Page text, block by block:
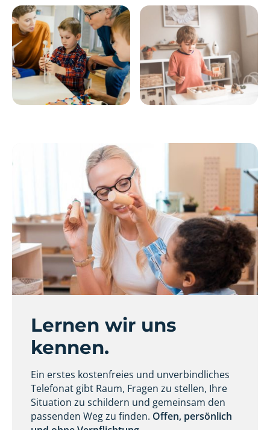
Lernen wir uns
kennen.
Ein erstes kostenfreies und unverbindliches
Telefonat gibt Raum, Fragen zu stellen, Ihre
Situation zu schildern und gemeinsam den
passenden Weg zu finden. Offen, persönlich